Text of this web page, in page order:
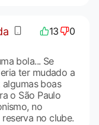
13 0
bola... Se
ter mudado a
boas
o São Paulo
no
no clube.